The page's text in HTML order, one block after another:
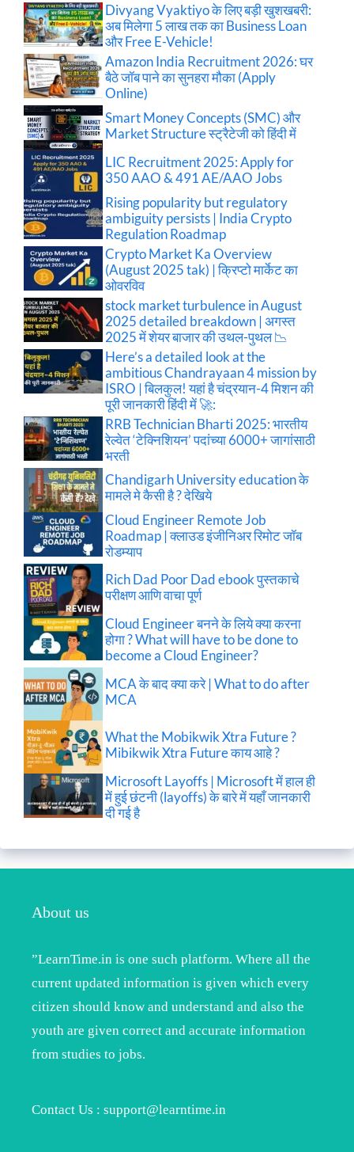
Divyang Vyaktiyo के लिए बड़ी खुशखबरी:
अब मिलेगा 5 लाख तक का Business Loan
और Free E-Vehicle!
Amazon India Recruitment 2026: घर
बैठे जॉब पाने का सुनहरा मौका (Apply
Online)
Smart Money Concepts (SMC) और
Market Structure स्ट्रैटेजी को हिंदी में
LIC Recruitment 2025: Apply for
350 AAO & 491 AE/AAO Jobs
Rising popularity but regulatory
ambiguity persists | India Crypto
Regulation Roadmap
Crypto Market Ka Overview
(August 2025 tak) | क्रिप्टो मार्केट का
ओवरविव
stock market turbulence in August
2025 detailed breakdown | अगस्त
2025 में शेयर बाजार की उथल-पुथल 📉
Here’s a detailed look at the
ambitious Chandrayaan 4 mission by
ISRO | बिलकुल! यहां है चंद्रयान-4 मिशन की
पूरी जानकारी हिंदी में 🚀:
RRB Technician Bharti 2025: भारतीय
रेल्वेत ‘टेक्निशियन’ पदांच्या 6000+ जागांसाठी
भरती
Chandigarh University education के
मामले मे कैसी है ? देखिये
Cloud Engineer Remote Job
Roadmap | क्लाउड इंजीनिअर रिमोट जॉब
रोडम्याप
Rich Dad Poor Dad ebook पुस्तकाचे
परीक्षण आणि वाचा पूर्ण
Cloud Engineer बनने के लिये क्या करना
होगा ? What will have to be done to
become a Cloud Engineer?
MCA के बाद क्या करे | What to do after
MCA
What the Mobikwik Xtra Future ?
Mibikwik Xtra Future काय आहे ?
Microsoft Layoffs | Microsoft में हाल ही
में हुई छंटनी (layoffs) के बारे में यहाँ जानकारी
दी गई है
About us
”LearnTime.in is one such platform. Where all the
current updated information is given which every
citizen should know and understand and also the
youth are given correct and accurate information
from studies to jobs.
Contact Us : support@learntime.in